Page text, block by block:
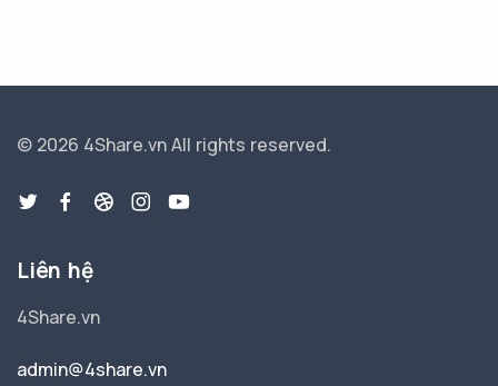
© 2026 4Share.vnAll rights reserved.
Liên hệ
4Share.vn
admin@4share.vn